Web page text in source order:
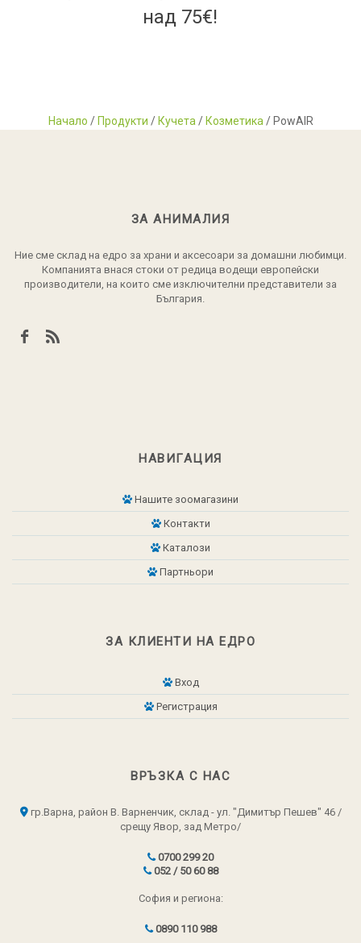
над 75€!
Начало / Продукти / Кучета / Козметика / PowAIR
ЗА АНИМАЛИЯ
Ние сме склад на едро за храни и аксесоари за домашни любимци.
Компанията внася стоки от редица водещи европейски
производители, на които сме изключителни представители за
България.
НАВИГАЦИЯ
Нашите зоомагазини
Контакти
Каталози
Партньори
ЗА КЛИЕНТИ НА ЕДРО
Вход
Регистрация
ВРЪЗКА С НАС
гр.Варна, район В. Варненчик, склад - ул. "Димитър Пешев" 46 /
срещу Явор, зад Метро/
0700 299 20
052 / 50 60 88
София и региона:
0890 110 988